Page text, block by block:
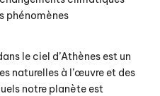
phénomènes
le ciel d’Athènes est un
naturelles à l’œuvre et des
notre planète est